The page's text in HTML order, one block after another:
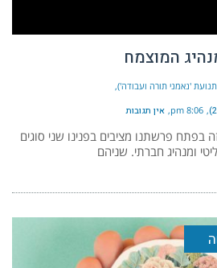
המוצמח
תנועת 'נאמני תורה ועבודה')
8:06 pm אין תגובות
בפתח פרשתנו מציבים בפנינו שני סוגים
ומנהיג חברתי. שניהם